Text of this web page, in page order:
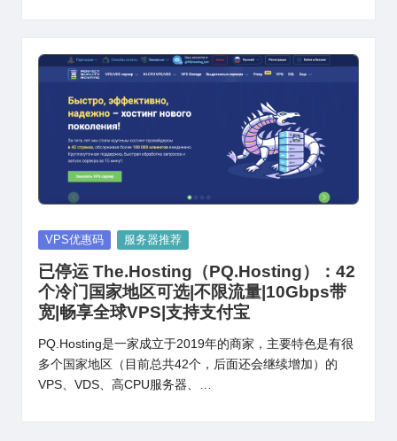
Posted
VPS优惠码 服务器推荐
已停运 The.Hosting（PQ.Hosting）：42
个冷门国家地区可选|不限流量|10Gbps带
宽|畅享全球VPS|支持支付宝
PQ.Hosting是一家成立于2019年的商家，主要特色是有很
多个国家地区（目前总共42个，后面还会继续增加）的
VPS、VDS、高CPU服务器、…